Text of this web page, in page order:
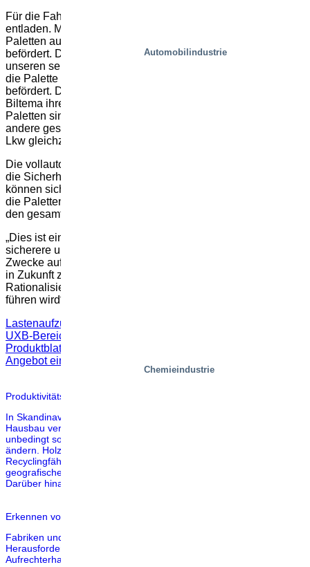
Automobilindustrie
Chemieindustrie
Für die Fahrer war es noch nie so einfach, am Förderband zu
entladen. Mit Hilfe einer Zuführvorrichtung (UXB) werden die
Paletten automatisch angehoben und weiter in das System
befördert. Die Paletten werden gescannt und an einen MDL –
unseren selbstentwickelten Lastenaufzug – geschickt, der
die Palette dann zur Zwischenlagerung in den zweiten Stock
befördert. Das ist der Punkt, an dem die Mitarbeiter von
Biltema ihre Verantwortung übernehmen und die für die
Paletten sinnvollen Maßnahmen durchführen können. Alles
andere geschieht vollautomatisch, und selbst wenn mehrere
Lkw gleichzeitig eintreffen, ist es möglich, sofort zu entladen.
Die vollautomatische Lösung spart Zeit und Geld und erhöht
die Sicherheit in allen Bereichen. Die Mitarbeiter von Biltema
können sich um andere Dinge kümmern, während die Fahrer
die Paletten be- und entladen. Das System selbst wickelt
den gesamten Ablauf ab.
„Dies ist ein großartiges Beispiel für die Investition in
sicherere und logistisch intelligente Lösungen, die mehrere
Zwecke auf einmal erfüllen. Ich hoffe, dass diese Erfahrung
in Zukunft zu vielen weiteren Möglichkeiten der
Rationalisierung und Optimierung der Bestandsverwaltung
führen wird“, so Erik abschließend.
Lastenaufzug, mastgesteuerter MDL
UXB-Bereich
Produktblatt UXB
Angebot einholen
Produktivitätssteigerung bei Eksjöhus mit neuem Hubtisch
In Skandinavien und Nordeuropa wird Holz schon sehr lange zum
Hausbau verwendet. In anderen Teilen Europas ist es nicht
unbedingt so üblich. Es kann jedoch sein, dass sich die Dinge
ändern. Holz wird aufgrund seiner Kreislaufwirtschaft,
Recyclingfähigkeit und des „grünen Denkens“ in immer mehr
geografischen Gebieten schnell zu einer attraktiven Ressource.
Darüber hinaus wächst die […]
Erkennen von Möglichkeiten für mehr Sicherheit bei Lindab Steel
Fabriken und Produktionslinien stehen seit jeher vor
Herausforderungen, wenn es um den Schutz der Arbeiter und die
Aufrechterhaltung des Betriebs geht. Unfälle, so selten sie auch sein